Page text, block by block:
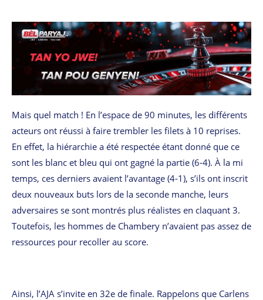
Mais quel match ! En l’espace de 90 minutes, les différents
acteurs ont réussi à faire trembler les filets à 10 reprises.
En effet, la hiérarchie a été respectée étant donné que ce
sont les blanc et bleu qui ont gagné la partie (6-4). À la mi
temps, ces derniers avaient l’avantage (4-1), s’ils ont inscrit
deux nouveaux buts lors de la seconde manche, leurs
adversaires se sont montrés plus réalistes en claquant 3.
Toutefois, les hommes de Chambery n’avaient pas assez de
ressources pour recoller au score.
Ainsi, l’AJA s’invite en 32e de finale. Rappelons que Carlens